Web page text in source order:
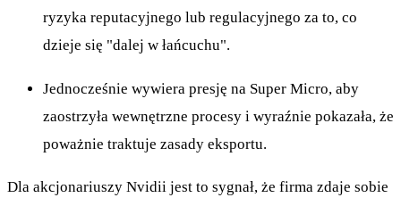
ryzyka reputacyjnego lub regulacyjnego za to, co
dzieje się "dalej w łańcuchu".
Jednocześnie wywiera presję na Super Micro, aby
zaostrzyła wewnętrzne procesy i wyraźnie pokazała, że
poważnie traktuje zasady eksportu.
Dla akcjonariuszy Nvidii jest to sygnał, że firma zdaje sobie